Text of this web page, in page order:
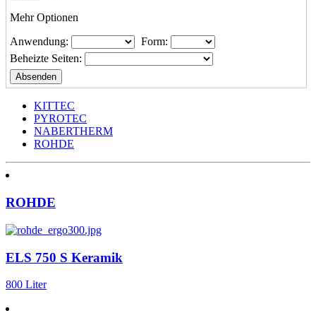
Mehr Optionen
Anwendung:
Form:
Beheizte Seiten:
KITTEC
PYROTEC
NABERTHERM
ROHDE
ROHDE
ELS 750 S Keramik
800 Liter